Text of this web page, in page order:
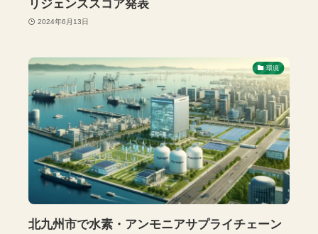
リジェンススコア発表
2024年6月13日
環境
北九州市で水素・アンモニアサプライチェーン